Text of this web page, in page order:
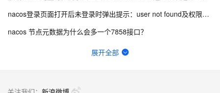
nacos登录页面打开后未登录时弹出提示：user not found及权限认证失败怎么办？
nacos 节点元数据为什么会多一个7858接口？
nacos2.4如何使用pg数据库初始化sql？
nacos连接超时原因有哪些？
展开全部